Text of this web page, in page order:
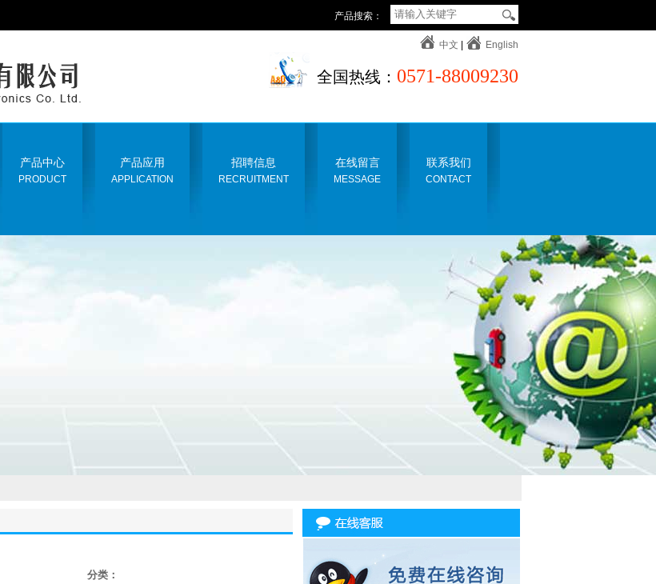
产品搜索：
中文 English
全国热线： 0571-88009230
产品中心
PRODUCT
产品应用
APPLICATION
招聘信息
RECRUITMENT
在线留言
MESSAGE
联系我们
CONTACT
分类：